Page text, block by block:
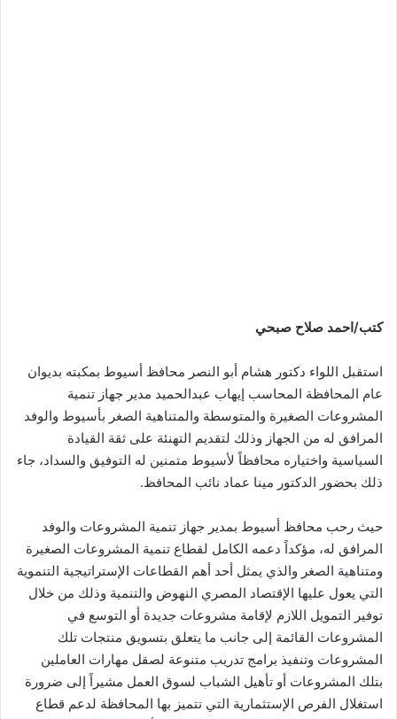
كتب/احمد صلاح صبحي
استقبل اللواء دكتور هشام أبو النصر محافظ أسيوط بمكبته بديوان
عام المحافظة المحاسب إيهاب عبدالحميد مدير جهاز تنمية
المشروعات الصغيرة والمتوسطة والمتناهية الصغر بأسيوط والوفد
المرافق له من الجهاز وذلك لتقديم التهنئة على ثقة القيادة
السياسية واختياره محافظاً لأسيوط متمنين له التوفيق والسداد، جاء
ذلك بحضور الدكتور مينا عماد نائب المحافظ.
حيث رحب محافظ أسيوط بمدير جهاز تنمية المشروعات والوفد
المرافق له، مؤكداً دعمه الكامل لقطاع تنمية المشروعات الصغيرة
ومتناهية الصغر والذي يمثل أحد أهم القطاعات الإستراتيجية التنموية
التي يعول عليها الإقتصاد المصري النهوض والتنمية وذلك من خلال
توفير التمويل اللازم لإقامة مشروعات جديدة أو التوسع في
المشروعات القائمة إلى جانب ما يتعلق بتسويق منتجات تلك
المشروعات وتنفيذ برامج تدريب متنوعة لصقل مهارات العاملين
بتلك المشروعات أو تأهيل الشباب لسوق العمل مشيراً إلى ضرورة
استغلال الفرص الإستثمارية التي تتميز بها المحافظة لدعم قطاع